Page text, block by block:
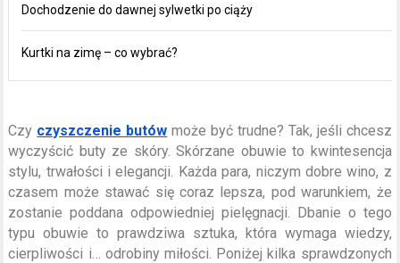
Dochodzenie do dawnej sylwetki po ciąży
Kurtki na zimę – co wybrać?
Czy czyszczenie butów może być trudne? Tak, jeśli chcesz
wyczyścić buty ze skóry. Skórzane obuwie to kwintesencja
stylu, trwałości i elegancji. Każda para, niczym dobre wino, z
czasem może stawać się coraz lepsza, pod warunkiem, że
zostanie poddana odpowiedniej pielęgnacji. Dbanie o tego
typu obuwie to prawdziwa sztuka, która wymaga wiedzy,
cierpliwości i… odrobiny miłości. Poniżej kilka sprawdzonych